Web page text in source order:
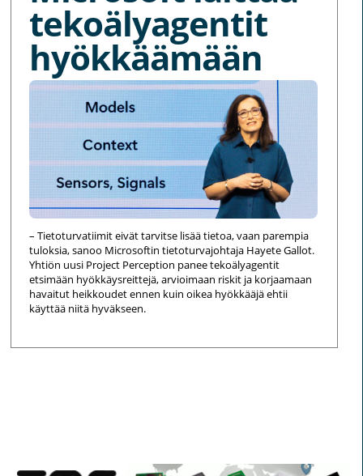
tekoälyagentit
hyökkäämään
– Tietoturvatiimit eivät tarvitse lisää tietoa, vaan parempia
tuloksia, sanoo Microsoftin tietoturvajohtaja Hayete Gallot.
Yhtiön uusi Project Perception panee tekoälyagentit
etsimään hyökkäysreittejä, arvioimaan riskit ja korjaamaan
havaitut heikkoudet ennen kuin oikea hyökkääjä ehtii
käyttää niitä hyväkseen.